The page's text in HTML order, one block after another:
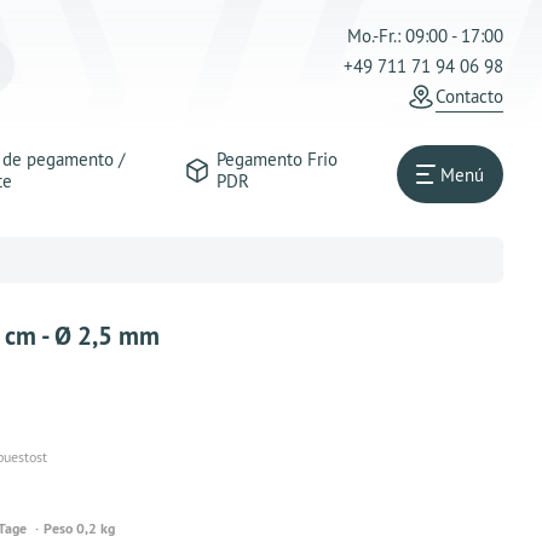
Mo.-Fr.: 09:00 - 17:00
+49 711 71 94 06 98
Contacto
de pegamento /
Pegamento Frio
PDR
Menú
cm - Ø 2,5 mm
Peso 0,2 kg